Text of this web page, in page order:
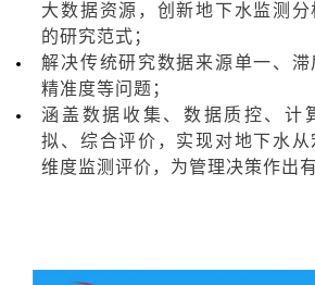
大数据资源，创新地下水监测
的研究范式；
解决传统研究数据来源单一、滞
精准度等问题；
涵盖数据收集、数据质控、计
拟、综合评价，实现对地下水
维度监测评价，为管理决策作出